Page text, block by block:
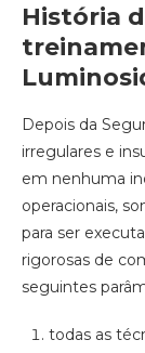
História
Depois da
irregulares e
em nenhuma
operacionais,
para ser
rigorosas de
seguintes
todas as